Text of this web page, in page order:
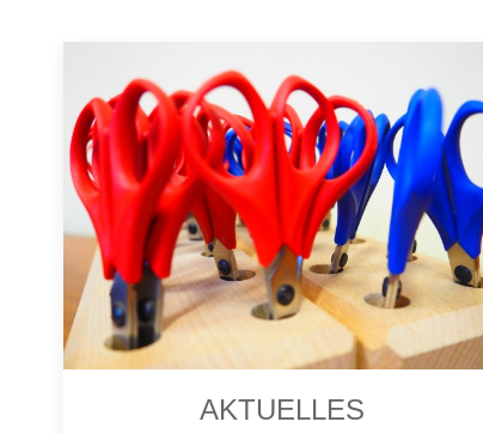
AKTUELLES